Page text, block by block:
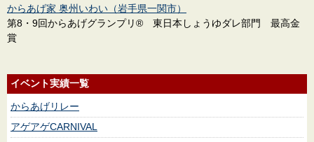
からあげ家 奥州いわい（岩手県一関市）
第8・9回からあげグランプリ® 東日本しょうゆダレ部門 最高金
賞
イベント実績一覧
からあげリレー
アゲアゲCARNIVAL